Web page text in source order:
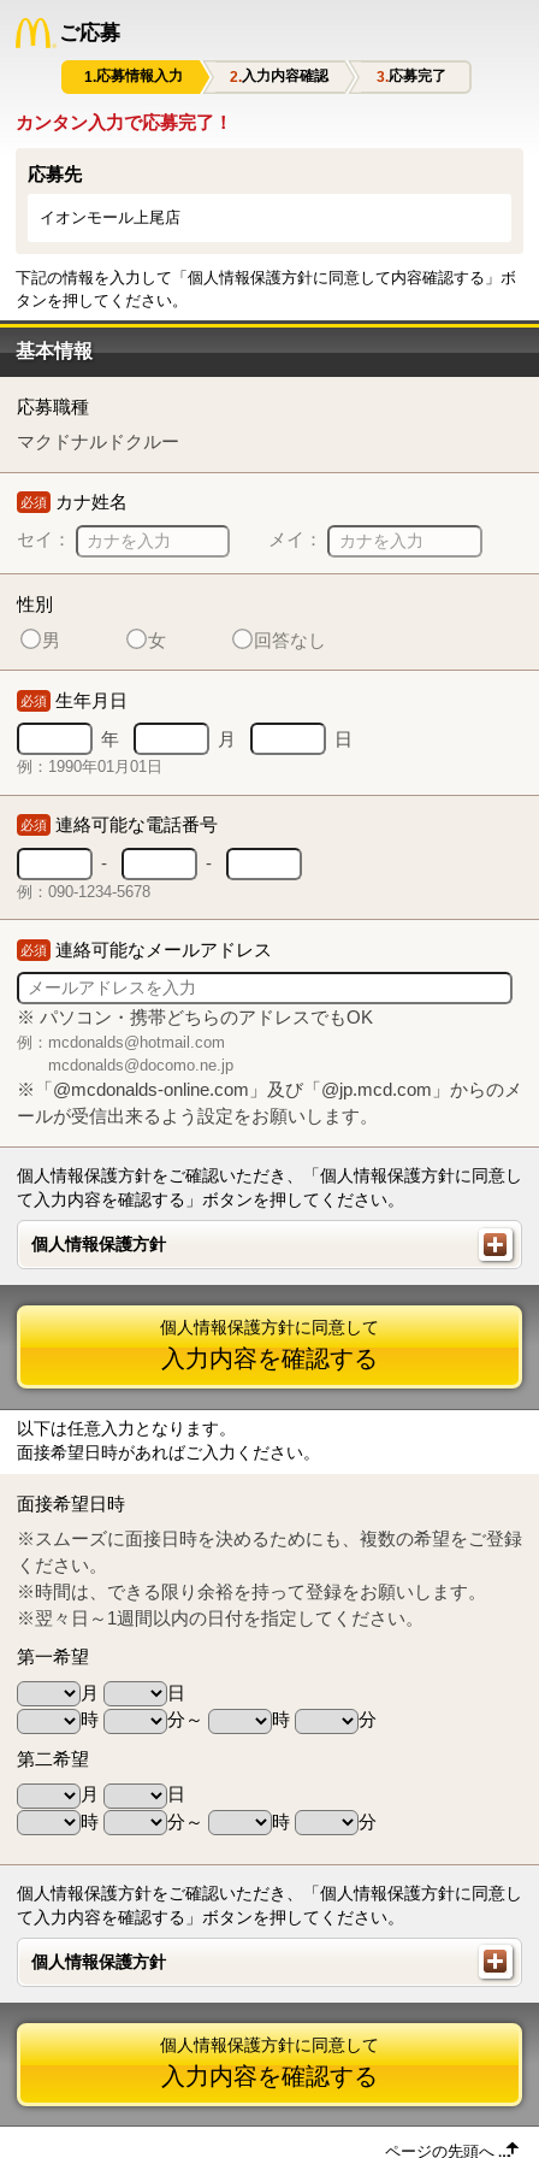
ご応募
応募情報入力 入力内容確認 応募完了
カンタン入力で応募完了！
応募先
イオンモール上尾店
下記の情報を入力して「個人情報保護方針に同意して内容確認する」ボ
タンを押してください。
基本情報
応募職種
マクドナルドクルー
必須 カナ姓名
セイ：
メイ：
性別
男
女 回答なし
必須 生年月日
年
月 日
例：1990年01月01日
必須 連絡可能な電話番号
-
-
例：090-1234-5678
必須 連絡可能なメールアドレス
※ パソコン・携帯どちらのアドレスでもOK
例：mcdonalds@hotmail.com
mcdonalds@docomo.ne.jp
※「@mcdonalds-online.com」及び「@jp.mcd.com」からのメ
ールが受信出来るよう設定をお願いします。
個人情報保護方針をご確認いただき、「個人情報保護方針に同意し
て入力内容を確認する」ボタンを押してください。
個人情報保護方針
個人情報保護方針
Tel
0570-55-0314
個人情報保護方針に同意して
入力内容を確認する
以下は任意入力となります。
面接希望日時があればご入力ください。
面接希望日時
※スムーズに面接日時を決めるためにも、複数の希望をご登録
ください。
※時間は、できる限り余裕を持って登録をお願いします。
※翌々日～1週間以内の日付を指定してください。
第一希望
月
日
時
分～ 時
分
第二希望
月
日
時
分～ 時 分
個人情報保護方針をご確認いただき、「個人情報保護方針に同意し
て入力内容を確認する」ボタンを押してください。
個人情報保護方針
個人情報保護方針
個人情報保護方針に同意して
入力内容を確認する
ページの先頭へ